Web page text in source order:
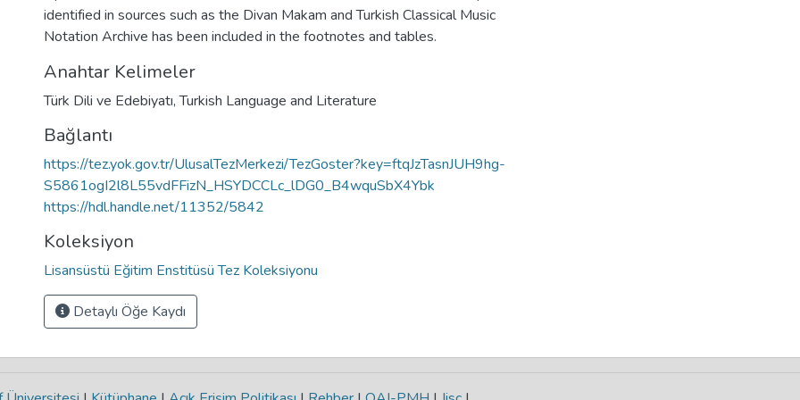
identified in sources such as the Divan Makam and Turkish Classical Music
Notation Archive has been included in the footnotes and tables.
Anahtar Kelimeler
Türk Dili ve Edebiyatı,Turkish Language and Literature
Bağlantı
https://tez.yok.gov.tr/UlusalTezMerkezi/TezGoster?key=ftqJzTasnJUH9hg-
S5861ogI2l8L55vdFFizN_HSYDCCLc_lDG0_B4wquSbX4Ybk
https://hdl.handle.net/11352/5842
Koleksiyon
Lisansüstü Eğitim Enstitüsü Tez Koleksiyonu
Detaylı Öğe Kaydı